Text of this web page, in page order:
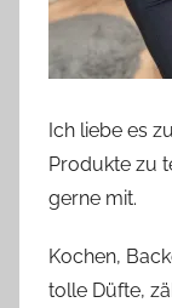
Ich liebe es
Produkte zu
gerne mit.
Kochen,
tolle Düfte,